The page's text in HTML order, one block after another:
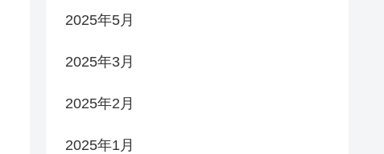
2025年5月
2025年3月
2025年2月
2025年1月